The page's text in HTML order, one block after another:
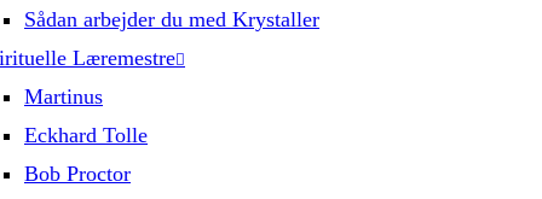
Sådan arbejder du med Krystaller
Læremestre
Martinus
Eckhard Tolle
Bob Proctor